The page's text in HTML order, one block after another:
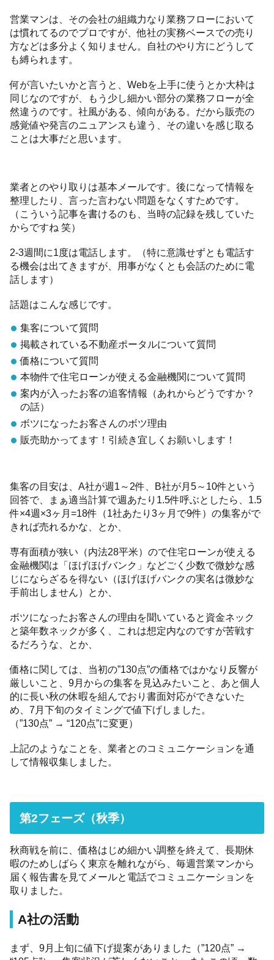
営業マンは、その会社の組織力なり業務フローにおいて
は慣れてるのでプロですが、他社の実務ベースでの売り
方などは多分よく知りません。自社のやり方にどうして
も縛られます。
何が言いたいかと言うと、Webを上手に使うとか大枠は
同じなのですが、もう少し細かい部分の業務フローが全
然違うのです。社風がある、傾向がある。だから販売の
感覚値や発言のニュアンスも違う、その違いを感じ取る
ことは大事だと思います。
業者とのやり取りは基本メールです。後になって情報を
整理したり、言った言わない問題をなくすためです。
（こういう記事を書けるのも、当時の記録を残していた
からですね 笑）
2-3週間に1度は電話します。（特に意識せずとも電話す
る機会は出てきますが、用事がなくとも会話のために電
話します）
話題はこんな感じです。
集客について質問
掲載されている不動産ポータルについて質問
価格について質問
本物件で住宅ローンが使える金融機関について質問
案内が入ったお客の追客情報（あれからどうですか？
の話）
ボツになったお客さんのボツ理由
販売助かってます！引続き宜しくお願いします！
集客の目安は、A社が週1～2件、B社が月5～10件という
回答で、まぁ適当計算で週あたり1.5件呼ぶとしたら、1.5
件×4週×3ヶ月=18件（1社あたり3ヶ月で9件）の集客がで
きれば売れるかな、とか、
専有面積が狭い（内法28平米）ので住宅ローンが使える
金融機関は「ほげほげバンク」などごく少数で微妙な感
じにならざるを得ない（ほげほげバンクの実名は微妙な
手前出しません）とか、
ボツになったお客さんの理由を聞いていると資金ネック
と築年数ネックが多く、これは想定内なのですが苦戦す
るだろうな、とか、
価格に関しては、当初の”130点”の価格ではかなり反響が
厳しいこと、9月からの集客を見込みたいこと、あと個人
的に長い秋の休暇を組んでおり書面対応ができないた
め、7月下旬のタイミングで値下げしました。
（”130点” → “120点”に変更）
上記のようなことを、業者とのコミュニケーションを通
して情報収集しました。
第2フェーズ（秋季）
秋商戦を前に、価格はじめ細かい調整を終えて、長期休
暇のためしばらく東京を離れながら、毎週営業マンから
届く報告書を見てメールと電話でコミュニケーションを
取りました。
A社の活動
まず、9月上旬に値下げ提案がありました（”120点” →